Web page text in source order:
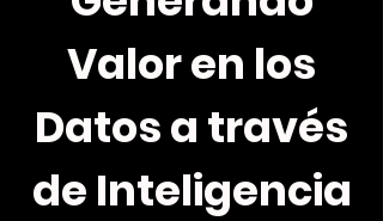
Valor en los
Datos a través
de Inteligencia